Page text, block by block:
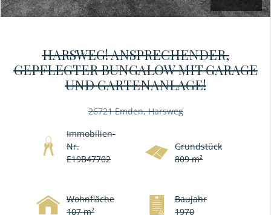
HARSWEG! ANSPRECHENDER,
GEPFLEGTER BUNGALOW MIT GARAGE
UND GARTENANLAGE!
26721 Emden, Harsweg
Immobilien-
Nr.
E19B47702
Grundstück
809 m²
Wohnfläche
107 m²
Baujahr
1970